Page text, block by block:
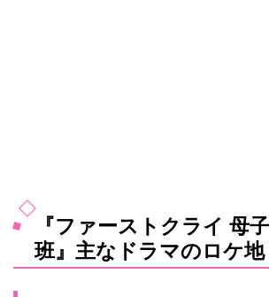
『ファーストクライ 母
班』主なドラマのロケ地